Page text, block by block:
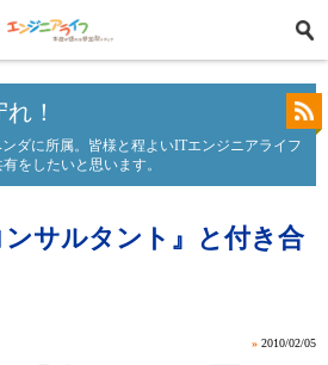
！
ダに所属。皆様と程よいITエンジニアライフ
をしたいと思います。
サルタント』と付き合
» 2010/02/05